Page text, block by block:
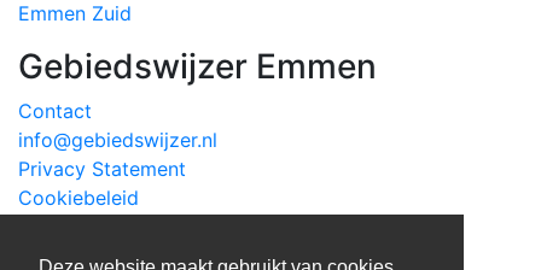
Emmen Zuid
Gebiedswijzer Emmen
Contact
info@gebiedswijzer.nl
Privacy Statement
Cookiebeleid